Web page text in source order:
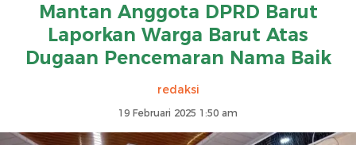
Mantan Anggota DPRD Barut
Laporkan Warga Barut Atas
Dugaan Pencemaran Nama Baik
redaksi
19 Februari 2025 1:50 am